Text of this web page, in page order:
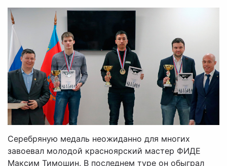
Серебряную медаль неожиданно для многих
завоевал молодой красноярский мастер ФИДЕ
Максим Тимошин. В последнем туре он обыграл